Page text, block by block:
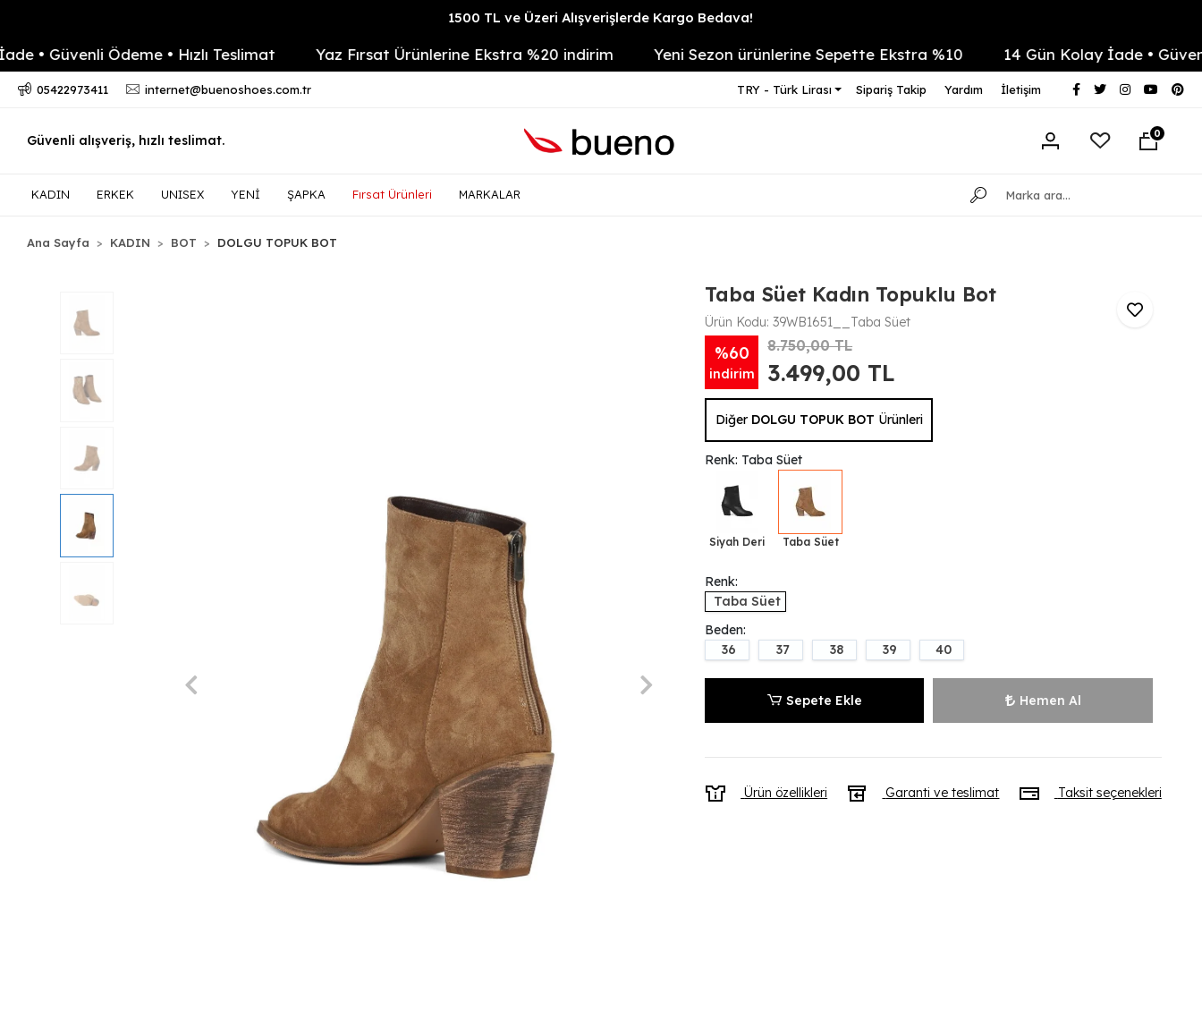
1500 TL ve Üzeri Alışverişlerde Kargo Bedava!
Ödeme • Hızlı Teslimat Yaz Fırsat Ürünlerine Ekstra %20 indirim Yeni Sezon ürünlerine Sepette Ekstra %10 14 Gün Kolay İade • Güvenli
05422973411 internet@buenoshoes.com.tr TRY - Türk Lirası Sipariş Takip Yardım İletişim
Güvenli alışveriş, hızlı teslimat. 0
KADIN ERKEK UNISEX YENİ ŞAPKA Fırsat Ürünleri MARKALAR
Ana Sayfa KADIN BOT DOLGU TOPUK BOT
Taba Süet Kadın Topuklu Bot
Ürün Kodu:39WB1651__Taba Süet
%60
indirim
8.750,00 TL
3.499,00 TL
Diğer DOLGU TOPUK BOT Ürünleri
Renk: Taba Süet
Siyah Deri Taba Süet
Renk:
Taba Süet
Beden:
36
37 38 39 40
Sepete Ekle Hemen Al
Ürün özellikleri Garanti ve teslimat Taksit seçenekleri